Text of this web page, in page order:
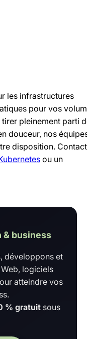
les infrastructures
pour vos
pleinement parti
douceur, nos
disposition.
ou un
& business
développons et
logiciels
atteindre vos
% gratuit sous